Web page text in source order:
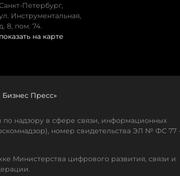
Санкт-Петербург,
Инструментальная,
8, пом. 74.
показать на карте
Пресс»
надзору в сфере связи, информационных
номер свидетельства ЭЛ № ФС 77
Министерства цифрового развития, связи и